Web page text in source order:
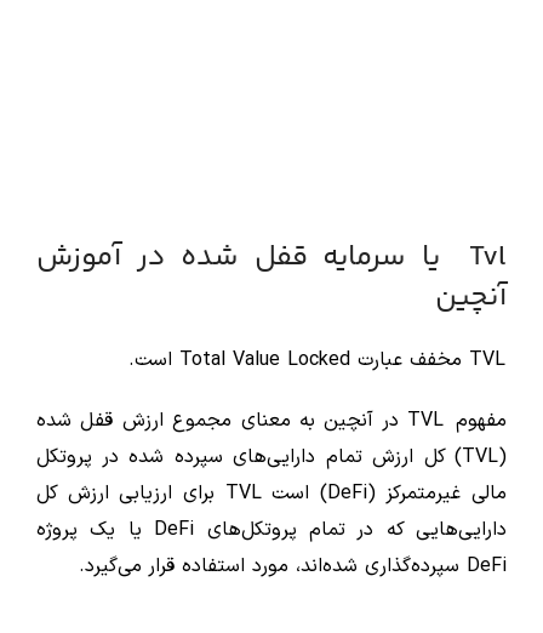
Tvl یا سرمایه قفل شده در آموزش
آنچین
مفهوم TVL در آنچین به معنای مجموع ارزش قفل شده
(TVL) کل ارزش تمام دارایی‌های سپرده شده در پروتکل
مالی غیرمتمرکز (DeFi) است TVL برای ارزیابی ارزش کل
دارایی‌هایی که در تمام پروتکل‌های DeFi یا یک پروژه
DeFi سپرده‌گذاری شده‌اند، مورد استفاده قرار می‌گیرد.